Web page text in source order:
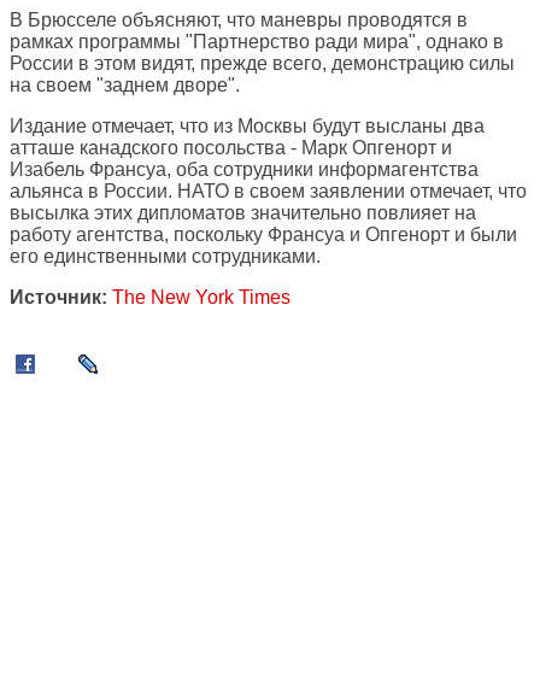
В Брюсселе объясняют, что маневры проводятся в
рамках программы "Партнерство ради мира", однако в
России в этом видят, прежде всего, демонстрацию силы
на своем "заднем дворе".
Издание отмечает, что из Москвы будут высланы два
атташе канадского посольства - Марк Опгенорт и
Изабель Франсуа, оба сотрудники информагентства
альянса в России. НАТО в своем заявлении отмечает, что
высылка этих дипломатов значительно повлияет на
работу агентства, поскольку Франсуа и Опгенорт и были
его единственными сотрудниками.
Источник: The New York Times